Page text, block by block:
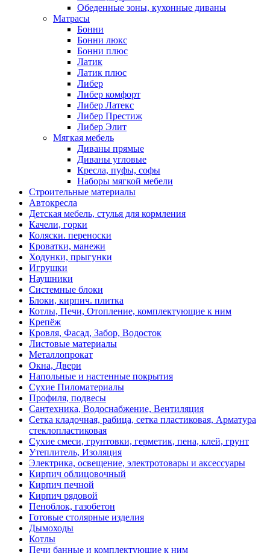
Обеденные зоны, кухонные диваны
Матрасы
Бонни
Бонни люкс
Бонни плюс
Латик
Латик плюс
Либер
Либер комфорт
Либер Латекс
Либер Престиж
Либер Элит
Мягкая мебель
Диваны прямые
Диваны угловые
Кресла, пуфы, софы
Наборы мягкой мебели
Строительные материалы
Автокресла
Детская мебель, стулья для кормления
Качели, горки
Коляски. переноски
Кроватки, манежи
Ходунки, прыгунки
Игрушки
Наушники
Системные блоки
Блоки, кирпич. плитка
Котлы, Печи, Отопление, комплектующие к ним
Крепёж
Кровля, Фасад, Забор, Водосток
Листовые материалы
Металлопрокат
Окна, Двери
Напольные и настенные покрытия
Сухие Пиломатериалы
Профиля, подвесы
Сантехника, Водоснабжение, Вентиляция
Сетка кладочная, рабица, сетка пластиковая, Арматура
стеклопластиковая
Сухие смеси, грунтовки, герметик, пена, клей, грунт
Утеплитель, Изоляция
Электрика, освещение, электротовары и аксессуары
Кирпич облицовочный
Кирпич печной
Кирпич рядовой
Пеноблок, газобетон
Готовые столярные изделия
Дымоходы
Котлы
Печи банные и комплектующие к ним